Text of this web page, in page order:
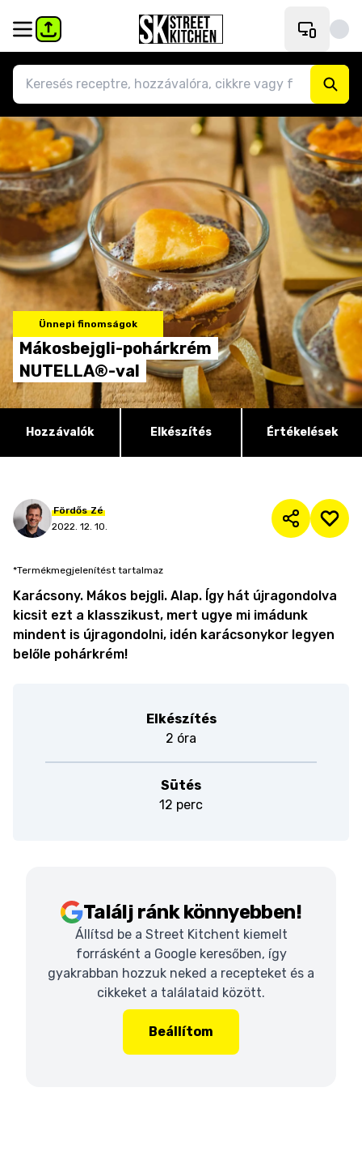
Ünnepi finomságok
Mákosbejgli-pohárkrém
NUTELLA®-val
Hozzávalók Elkészítés Értékelések
Fördős Zé
2022. 12. 10.
*Termékmegjelenítést tartalmaz
Karácsony. Mákos bejgli. Alap. Így hát újragondolva
kicsit ezt a klasszikust, mert ugye mi imádunk
mindent is újragondolni, idén karácsonykor legyen
belőle pohárkrém!
Elkészítés
2 óra
Sütés
12 perc
Találj ránk könnyebben!
Állítsd be a Street Kitchent kiemelt
forrásként a Google keresőben, így
gyakrabban hozzuk neked a recepteket és a
cikkeket a találataid között.
Beállítom